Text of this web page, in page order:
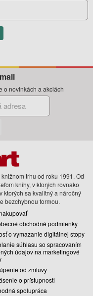
o novinkách a akciách
trhu od roku 1991. Od
knihy, v ktorých rovnako
ktorých sa kvalitný a náročný
bezchybnou formou.
obchodné podmienky
o vymazanie digitálnej stopy
súhlasu so spracovaním
údajov na marketingové
od zmluvy
o prístupnosti
spolupráca